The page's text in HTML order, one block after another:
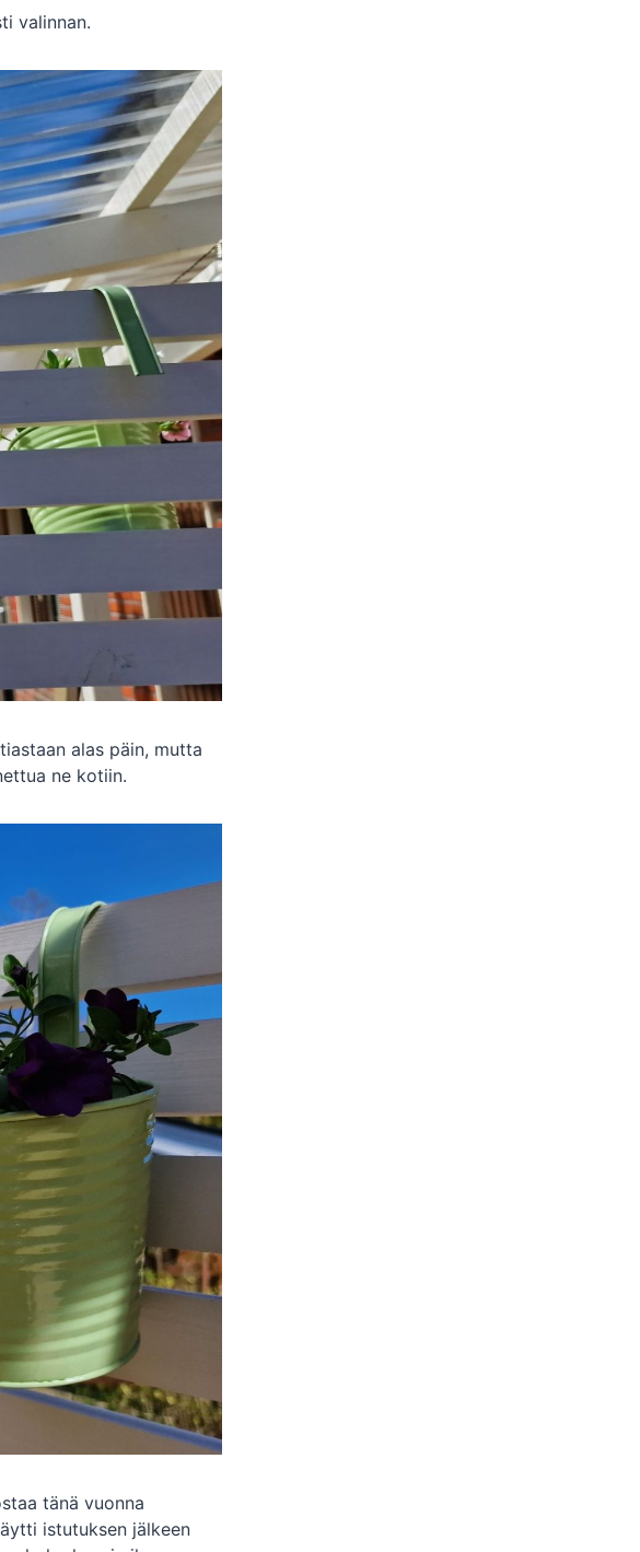
valinnan.
alas päin, mutta
ne kotiin.
tänä vuonna
istutuksen jälkeen